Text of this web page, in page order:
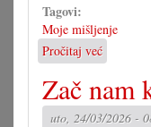
Tagovi:
Moje mišljenje
Pročitaj već
Kako
naučiti
čitati?
Zač nam
uto, 24/03/2026 -